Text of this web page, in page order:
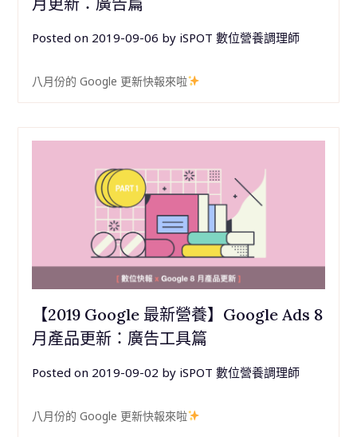
Posted on 2019-09-06 by iSPOT 數位營養調理師
八月份的 Google 更新快報來啦
【2019 Google 最新營養】Google Ads 8
月產品更新：廣告工具篇
Posted on 2019-09-02 by iSPOT 數位營養調理師
八月份的 Google 更新快報來啦